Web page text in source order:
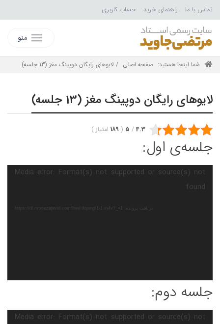
تماس با ما راهنمای خرید حساب کاربری
منو
شما اینجا هستید: صفحه اصلی / لایوهای رایگان دوپینگ مغز (13 جلسه)
لایوهای رایگان دوپینگ مغز (13 جلسه)
4.3
/
5
(
189 امتیاز)
جلسه‌ی اول:
نمایشگر
Media error: Format(s) not supported or source(s) not
found
دریافت پرونده: https://dl.mortezajavid.com/free/doping/1-1.m4v?_=1
جلسه دوم:
نمایشگر
Media error: Format(s) not supported or source(s) not